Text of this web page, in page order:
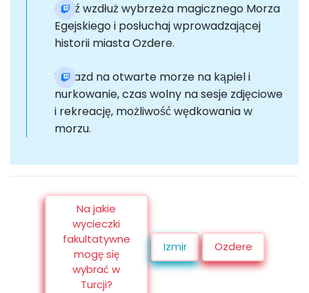
Jedź wzdłuż wybrzeża magicznego Morza
Egejskiego i posłuchaj wprowadzającej
historii miasta Ozdere.
Wyjazd na otwarte morze na kąpiel i
nurkowanie, czas wolny na sesje zdjęciowe
i rekreację, możliwość wędkowania w
morzu.
Na jakie
wycieczki
fakultatywne
mogę się
wybrać w
Turcji?
Izmir Ozdere